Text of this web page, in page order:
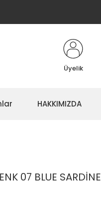
Üyelik
HAKKIMIZDA
07 BLUE SARDİNE